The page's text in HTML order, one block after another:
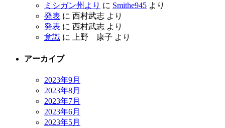
ミシガン州より に Smithe945 より
発表 に 西村武志 より
発表 に 西村武志 より
意識 に 上野 康子 より
アーカイブ
2023年9月
2023年8月
2023年7月
2023年6月
2023年5月